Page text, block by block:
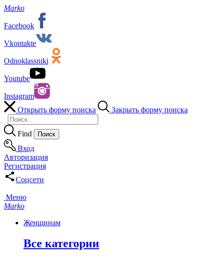
Marko
Facebook
Vkontakte
Odnoklassniki
Youtube
Instagram
Открыть форму поиска
Закрыть форму поиска
Find
Вход
Авторизация
Регистрация
Соцсети
Меню
Marko
Женщинам
Все категории